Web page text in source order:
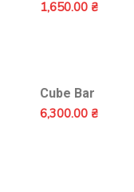
1,650.00 ₴
Cube Bar
6,300.00 ₴